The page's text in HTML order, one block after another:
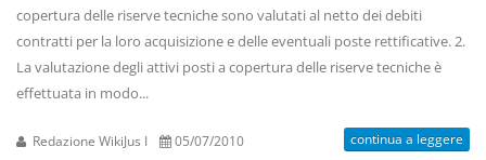
copertura delle riserve tecniche sono valutati al netto dei debiti
contratti per la loro acquisizione e delle eventuali poste rettificative. 2.
La valutazione degli attivi posti a copertura delle riserve tecniche è
effettuata in modo...
Redazione WikiJus I 05/07/2010 continua a leggere